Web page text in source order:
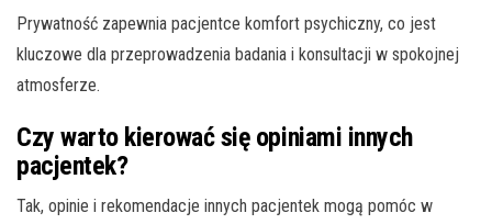
Prywatność zapewnia pacjentce komfort psychiczny, co jest
kluczowe dla przeprowadzenia badania i konsultacji w spokojnej
atmosferze.
Czy warto kierować się opiniami innych
pacjentek?
Tak, opinie i rekomendacje innych pacjentek mogą pomóc w